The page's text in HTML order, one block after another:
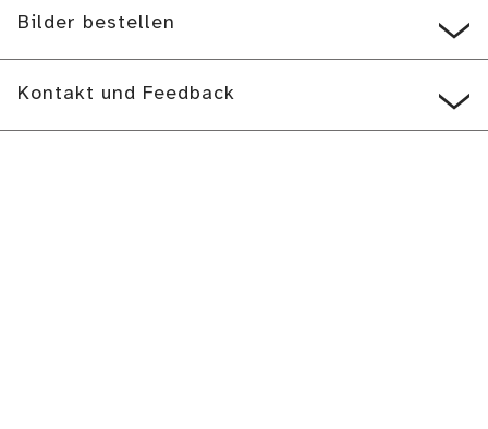
Bilder bestellen
Kontakt und Feedback